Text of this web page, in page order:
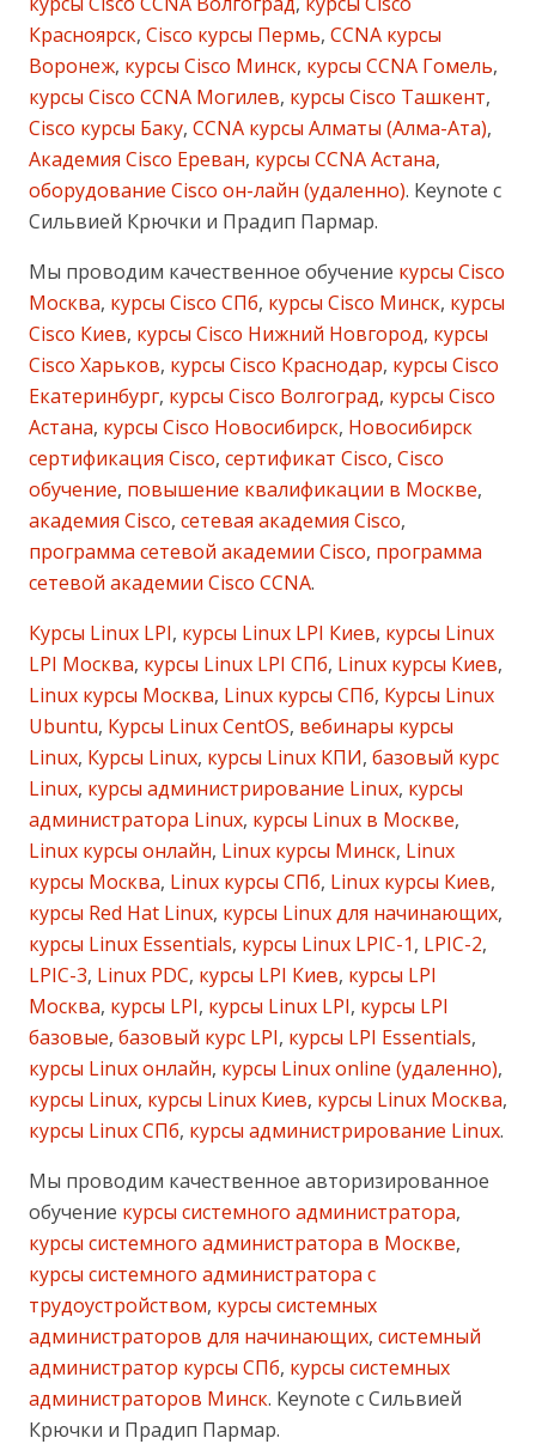
Красноярск, Cisco курсы Пермь, CCNA курсы
Воронеж, курсы Cisco Минск, курсы CCNA Гомель,
курсы Cisco CCNA Могилев, курсы Cisco Ташкент,
Cisco курсы Баку, CCNA курсы Алматы (Алма-Ата),
Академия Cisco Ереван, курсы CCNA Астана,
оборудование Cisco он-лайн (удаленно). Keynote с
Сильвией Крючки и Прадип Пармар.
Мы проводим качественное обучение курсы Cisco
Москва, курсы Cisco СПб, курсы Cisco Минск, курсы
Cisco Киев, курсы Cisco Нижний Новгород, курсы
Cisco Харьков, курсы Cisco Краснодар, курсы Cisco
Екатеринбург, курсы Cisco Волгоград, курсы Cisco
Астана, курсы Cisco Новосибирск, Новосибирск
сертификация Cisco, сертификат Cisco, Cisco
обучение, повышение квалификации в Москве,
академия Cisco, сетевая академия Cisco,
программа сетевой академии Cisco, программа
сетевой академии Cisco CCNA.
Курсы Linux LPI, курсы Linux LPI Киев, курсы Linux
LPI Москва, курсы Linux LPI СПб, Linux курсы Киев,
Linux курсы Москва, Linux курсы СПб, Курсы Linux
Ubuntu, Курсы Linux CentOS, вебинары курсы
Linux, Курсы Linux, курсы Linux КПИ, базовый курс
Linux, курсы администрирование Linux, курсы
администратора Linux, курсы Linux в Москве,
Linux курсы онлайн, Linux курсы Минск, Linux
курсы Москва, Linux курсы СПб, Linux курсы Киев,
курсы Red Hat Linux, курсы Linux для начинающих,
курсы Linux Essentials, курсы Linux LPIC-1, LPIC-2,
LPIC-3, Linux PDC, курсы LPI Киев, курсы LPI
Москва, курсы LPI, курсы Linux LPI, курсы LPI
базовые, базовый курс LPI, курсы LPI Essentials,
курсы Linux онлайн, курсы Linux online (удаленно),
курсы Linux, курсы Linux Киев, курсы Linux Москва,
курсы Linux СПб, курсы администрирование Linux.
Мы проводим качественное авторизированное
обучение курсы системного администратора,
курсы системного администратора в Москве,
курсы системного администратора с
трудоустройством, курсы системных
администраторов для начинающих, системный
администратор курсы СПб, курсы системных
администраторов Минск. Keynote с Сильвией
Крючки и Прадип Пармар.